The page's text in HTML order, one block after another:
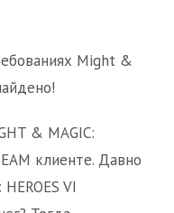
Might &
& MAGIC:
клиенте. Давно
VI